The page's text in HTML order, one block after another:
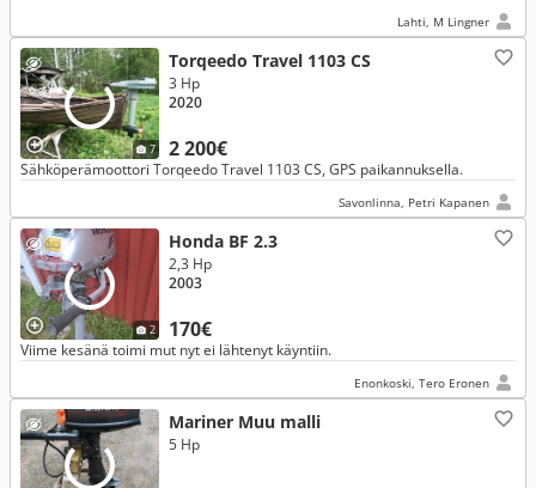
Lahti, M Lingner
7
Torqeedo Travel 1103 CS
2 200€
3 Hp
2020
Sähköperämoottori Torqeedo Travel 1103 CS, GPS paikannuksella.
Savonlinna, Petri Kapanen
2
Honda BF 2.3
170€
2,3 Hp
2003
Viime kesänä toimi mut nyt ei lähtenyt käyntiin.
Enonkoski, Tero Eronen
Mariner Muu malli
5 Hp